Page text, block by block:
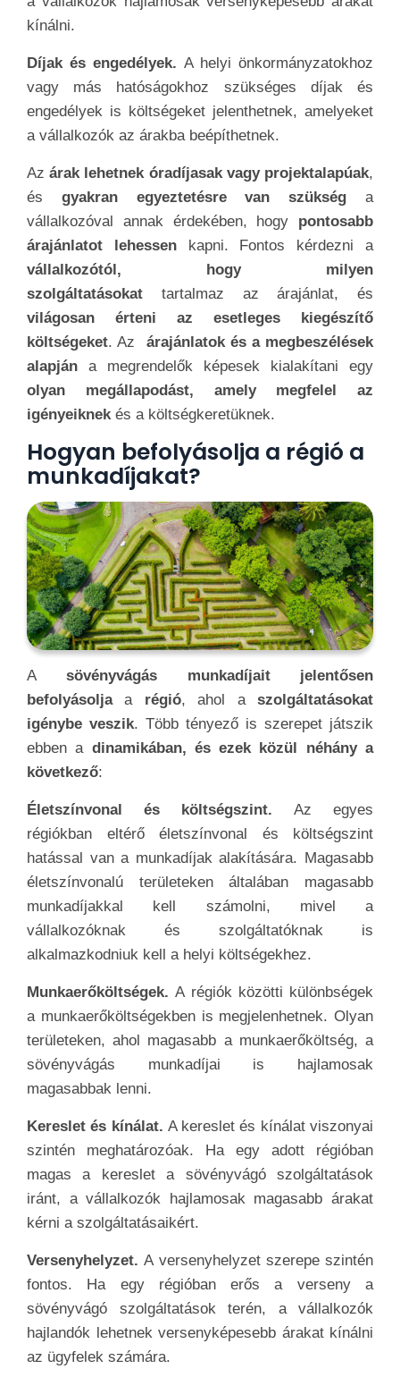
kínálni.
Díjak és engedélyek. A helyi önkormányzatokhoz
vagy más hatóságokhoz szükséges díjak és
engedélyek is költségeket jelenthetnek, amelyeket
a vállalkozók az árakba beépíthetnek.
Azárak lehetnek óradíjasak vagy projektalapúak,
és gyakran egyeztetésre van szükség a
vállalkozóval annak érdekében, hogy pontosabb
árajánlatot lehessenkapni. Fontos kérdezni a
vállalkozótól, hogy milyen
szolgáltatásokat tartalmaz az árajánlat, és
világosan érteni az esetleges kiegészítő
költségeket. Az
árajánlatok és a megbeszélések
alapján a megrendelők képesek kialakítani egy
olyan megállapodást, amely megfelel az
igényeiknekés a költségkeretüknek.
Hogyan befolyásolja a régió a
munkadíjakat?
A sövényvágás munkadíjait jelentősen
befolyásoljaa régió, ahol aszolgáltatásokat
igénybe veszik. Több tényező is szerepet játszik
ebben a dinamikában, és ezek közül néhány a
következő:
Életszínvonal és költségszint. Az egyes
régiókban eltérő életszínvonal és költségszint
hatással van a munkadíjak alakítására. Magasabb
életszínvonalú területeken általában magasabb
munkadíjakkal kell számolni, mivel a
vállalkozóknak és szolgáltatóknak is
alkalmazkodniuk kell a helyi költségekhez.
Munkaerőköltségek.A régiók közötti különbségek
a munkaerőköltségekben is megjelenhetnek. Olyan
területeken, ahol magasabb a munkaerőköltség, a
sövényvágás munkadíjai is hajlamosak
magasabbak lenni.
Kereslet és kínálat. A kereslet és kínálat viszonyai
szintén meghatározóak. Ha egy adott régióban
magas a kereslet a sövényvágó szolgáltatások
iránt, a vállalkozók hajlamosak magasabb árakat
kérni a szolgáltatásaikért.
Versenyhelyzet.A versenyhelyzet szerepe szintén
fontos. Ha egy régióban erős a verseny a
sövényvágó szolgáltatások terén, a vállalkozók
hajlandók lehetnek versenyképesebb árakat kínálni
az ügyfelek számára.